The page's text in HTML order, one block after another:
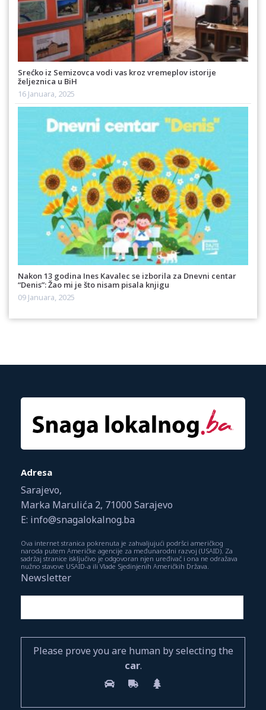
Srećko iz Semizovca vodi vas kroz vremeplov istorije
željeznica u BiH
16 Januara, 2025
Nakon 13 godina Ines Kavalec se izborila za Dnevni centar
“Denis”: Žao mi je što nisam pisala knjigu
09 Januara, 2025
Adresa
Sarajevo,
Marka Marulića 2, 71000 Sarajevo
E: info@snagalokalnog.ba
Ova internet stranica pokrenuta je zahvaljujući podršci američkog
naroda putem Američke agencije za međunarodni razvoj (USAID). Za
sadržaj stranice isključivo je odgovoran njen uređivač i ona ne odražava
nužno stavove USAID-a ili Vlade Sjedinjenih Američkih Država.
Newsletter
Please prove you are human by selecting the
car.